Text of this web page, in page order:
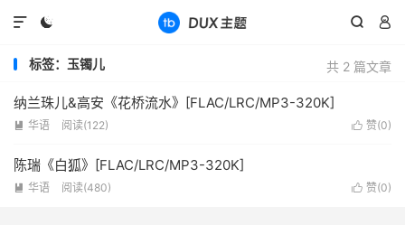
  

共 2 篇文章
标签：玉镯儿
纳兰珠儿&高安《花桥流水》[FLAC/LRC/MP3-320K]
 赞(0)
 华语 阅读(122)
陈瑞《白狐》[FLAC/LRC/MP3-320K]
 赞(0)
 华语 阅读(480)